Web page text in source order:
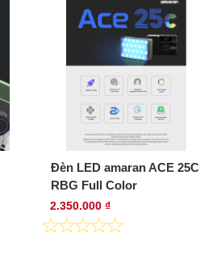
Đèn LED amaran ACE 25C
RBG Full Color
2.350.000 ₫